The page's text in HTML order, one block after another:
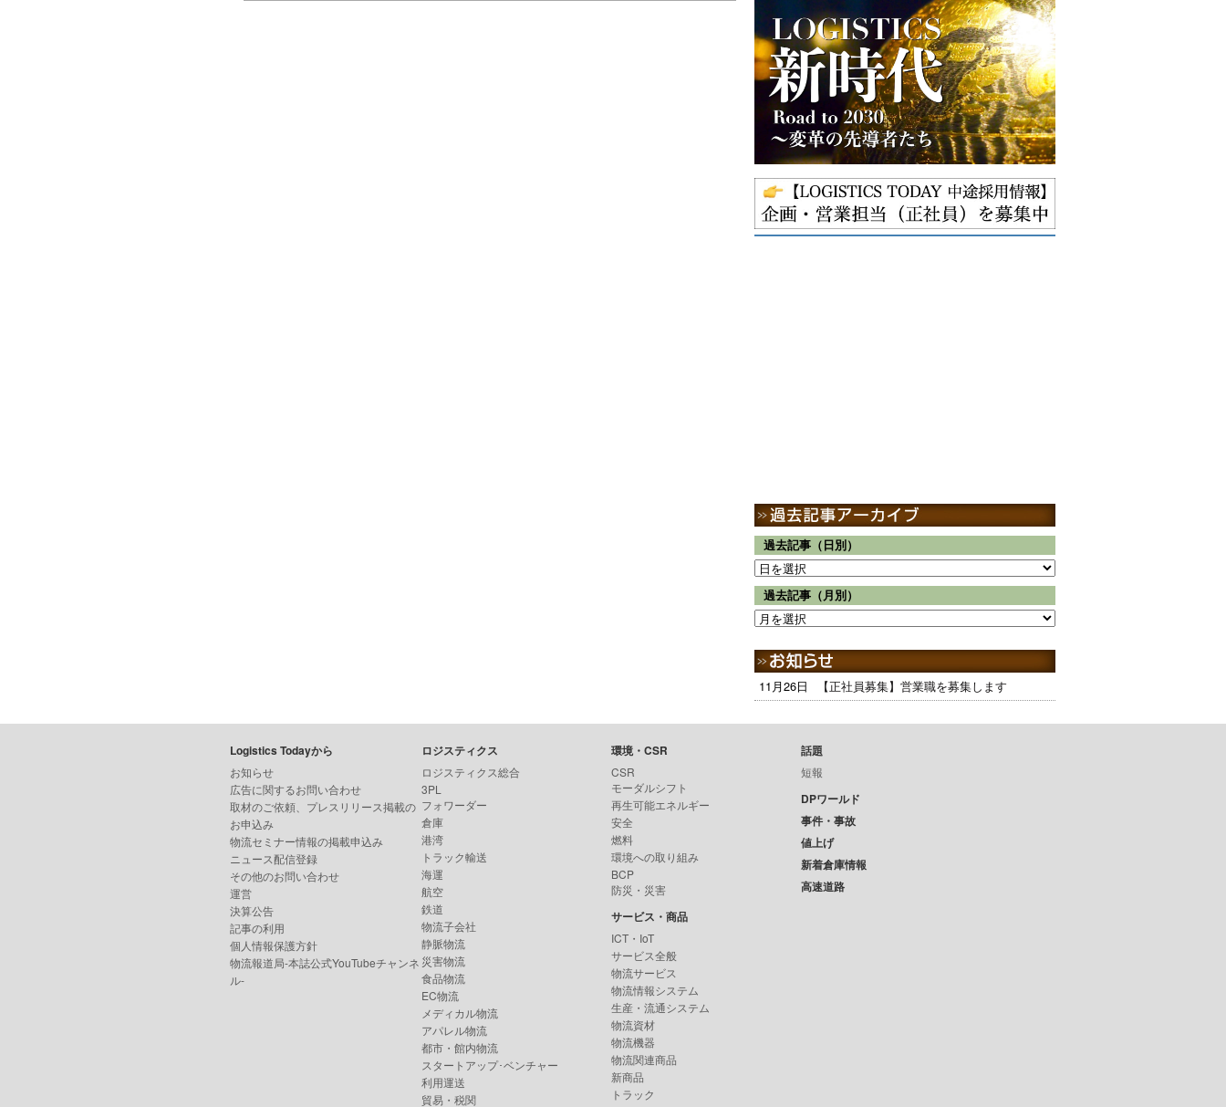
過去記事（日別）
過去記事（月別）
11月26日 【正社員募集】営業職を募集します
Logistics Todayから
お知らせ
広告に関するお問い合わせ
取材のご依頼、プレスリリース掲載の
お申込み
物流セミナー情報の掲載申込み
ニュース配信登録
その他のお問い合わせ
運営
決算公告
記事の利用
個人情報保護方針
物流報道局-本誌公式YouTubeチャンネ
ル-
ロジスティクス
ロジスティクス総合
3PL
フォワーダー
倉庫
港湾
トラック輸送
海運
航空
鉄道
物流子会社
静脈物流
災害物流
食品物流
EC物流
メディカル物流
アパレル物流
都市・館内物流
スタートアップ･ベンチャー
利用運送
貿易・税関
環境・CSR
CSR
モーダルシフト
再生可能エネルギー
安全
燃料
環境への取り組み
BCP
防災・災害
サービス・商品
ICT・IoT
サービス全般
物流サービス
物流情報システム
生産・流通システム
物流資材
物流機器
物流関連商品
新商品
トラック
話題
短報
DPワールド
事件・事故
値上げ
新着倉庫情報
高速道路